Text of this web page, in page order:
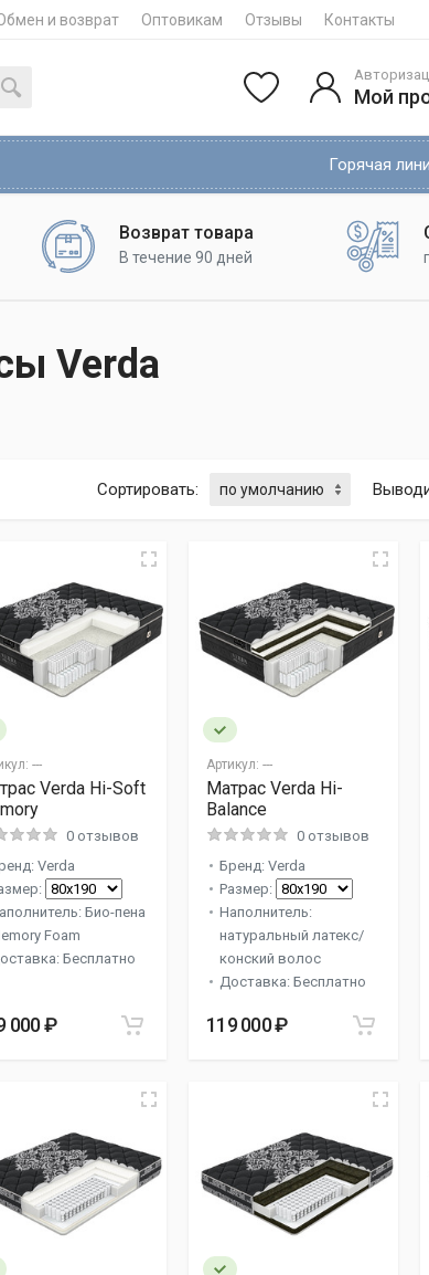
и возврат Оптовикам Отзывы Контакты
Горячая
Мой
Возврат товара
В течение 90 дней
Verda
Сортировать:
---
Verda Hi-Soft
0 отзывов
Verda
Био-пена
Foam
Бесплатно
000 ₽
Артикул: ---
Матрас Verda Hi-
Balance
0 отзывов
Бренд: Verda
Размер:
Наполнитель:
натуральный латекс/
конский волос
Доставка: Бесплатно
119 000 ₽